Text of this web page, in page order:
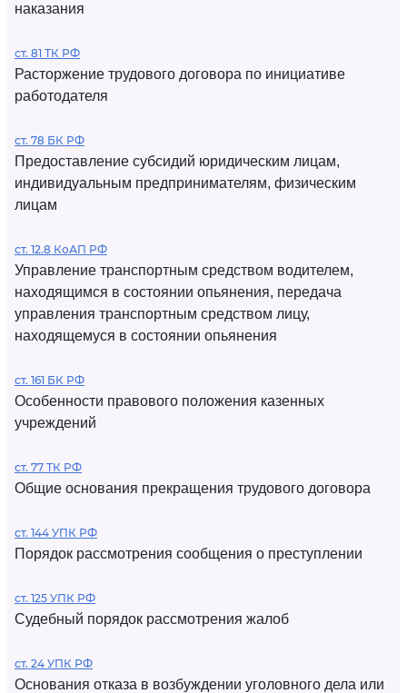
наказания
ст. 81 ТК РФ
Расторжение трудового договора по инициативе
работодателя
ст. 78 БК РФ
Предоставление субсидий юридическим лицам,
индивидуальным предпринимателям, физическим
лицам
ст. 12.8 КоАП РФ
Управление транспортным средством водителем,
находящимся в состоянии опьянения, передача
управления транспортным средством лицу,
находящемуся в состоянии опьянения
ст. 161 БК РФ
Особенности правового положения казенных
учреждений
ст. 77 ТК РФ
Общие основания прекращения трудового договора
ст. 144 УПК РФ
Порядок рассмотрения сообщения о преступлении
ст. 125 УПК РФ
Судебный порядок рассмотрения жалоб
ст. 24 УПК РФ
Основания отказа в возбуждении уголовного дела или